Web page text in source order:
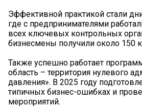
Эффективной практикой стали
где с предпринимателями
всех ключевых контрольных
бизнесмены получили около 150
Также успешно работает
область – территория нулевого
давления». В 2025 году
типичных бизнес-ошибках и
мероприятий.